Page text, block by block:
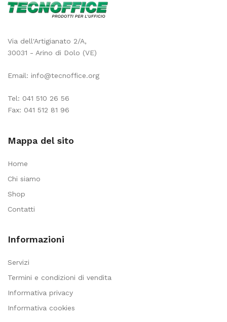
Via dell'Artigianato 2/A,
30031 - Arino di Dolo (VE)
Email: info@tecnoffice.org
Tel: 041 510 26 56
Fax: 041 512 81 96
Mappa del sito
Home
Chi siamo
Shop
Contatti
Informazioni
Servizi
Termini e condizioni di vendita
Informativa privacy
Informativa cookies